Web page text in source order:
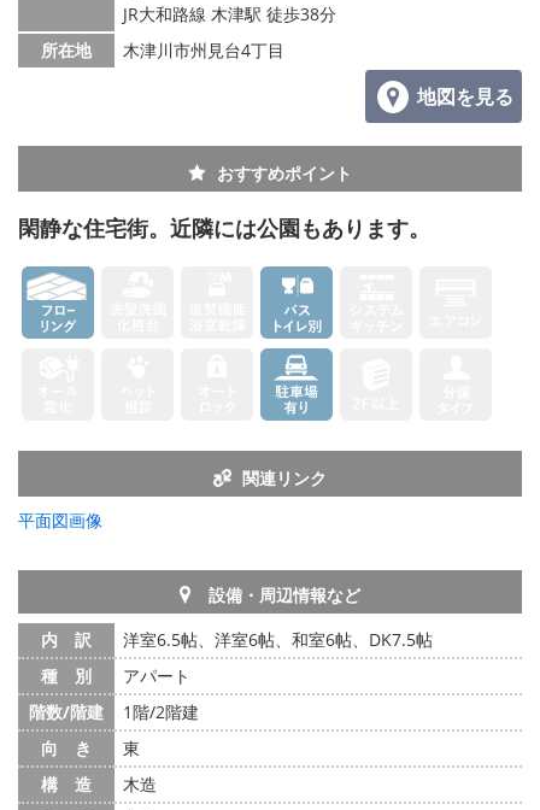
JR大和路線 木津駅 徒歩38分
所在地
木津川市州見台4丁目
地図を見る
おすすめポイント
閑静な住宅街。近隣には公園もあります。
関連リンク
平面図画像
設備・周辺情報など
内 訳
洋室6.5帖、洋室6帖、和室6帖、DK7.5帖
種 別
アパート
階数/階建
1階/2階建
向 き
東
構 造
木造